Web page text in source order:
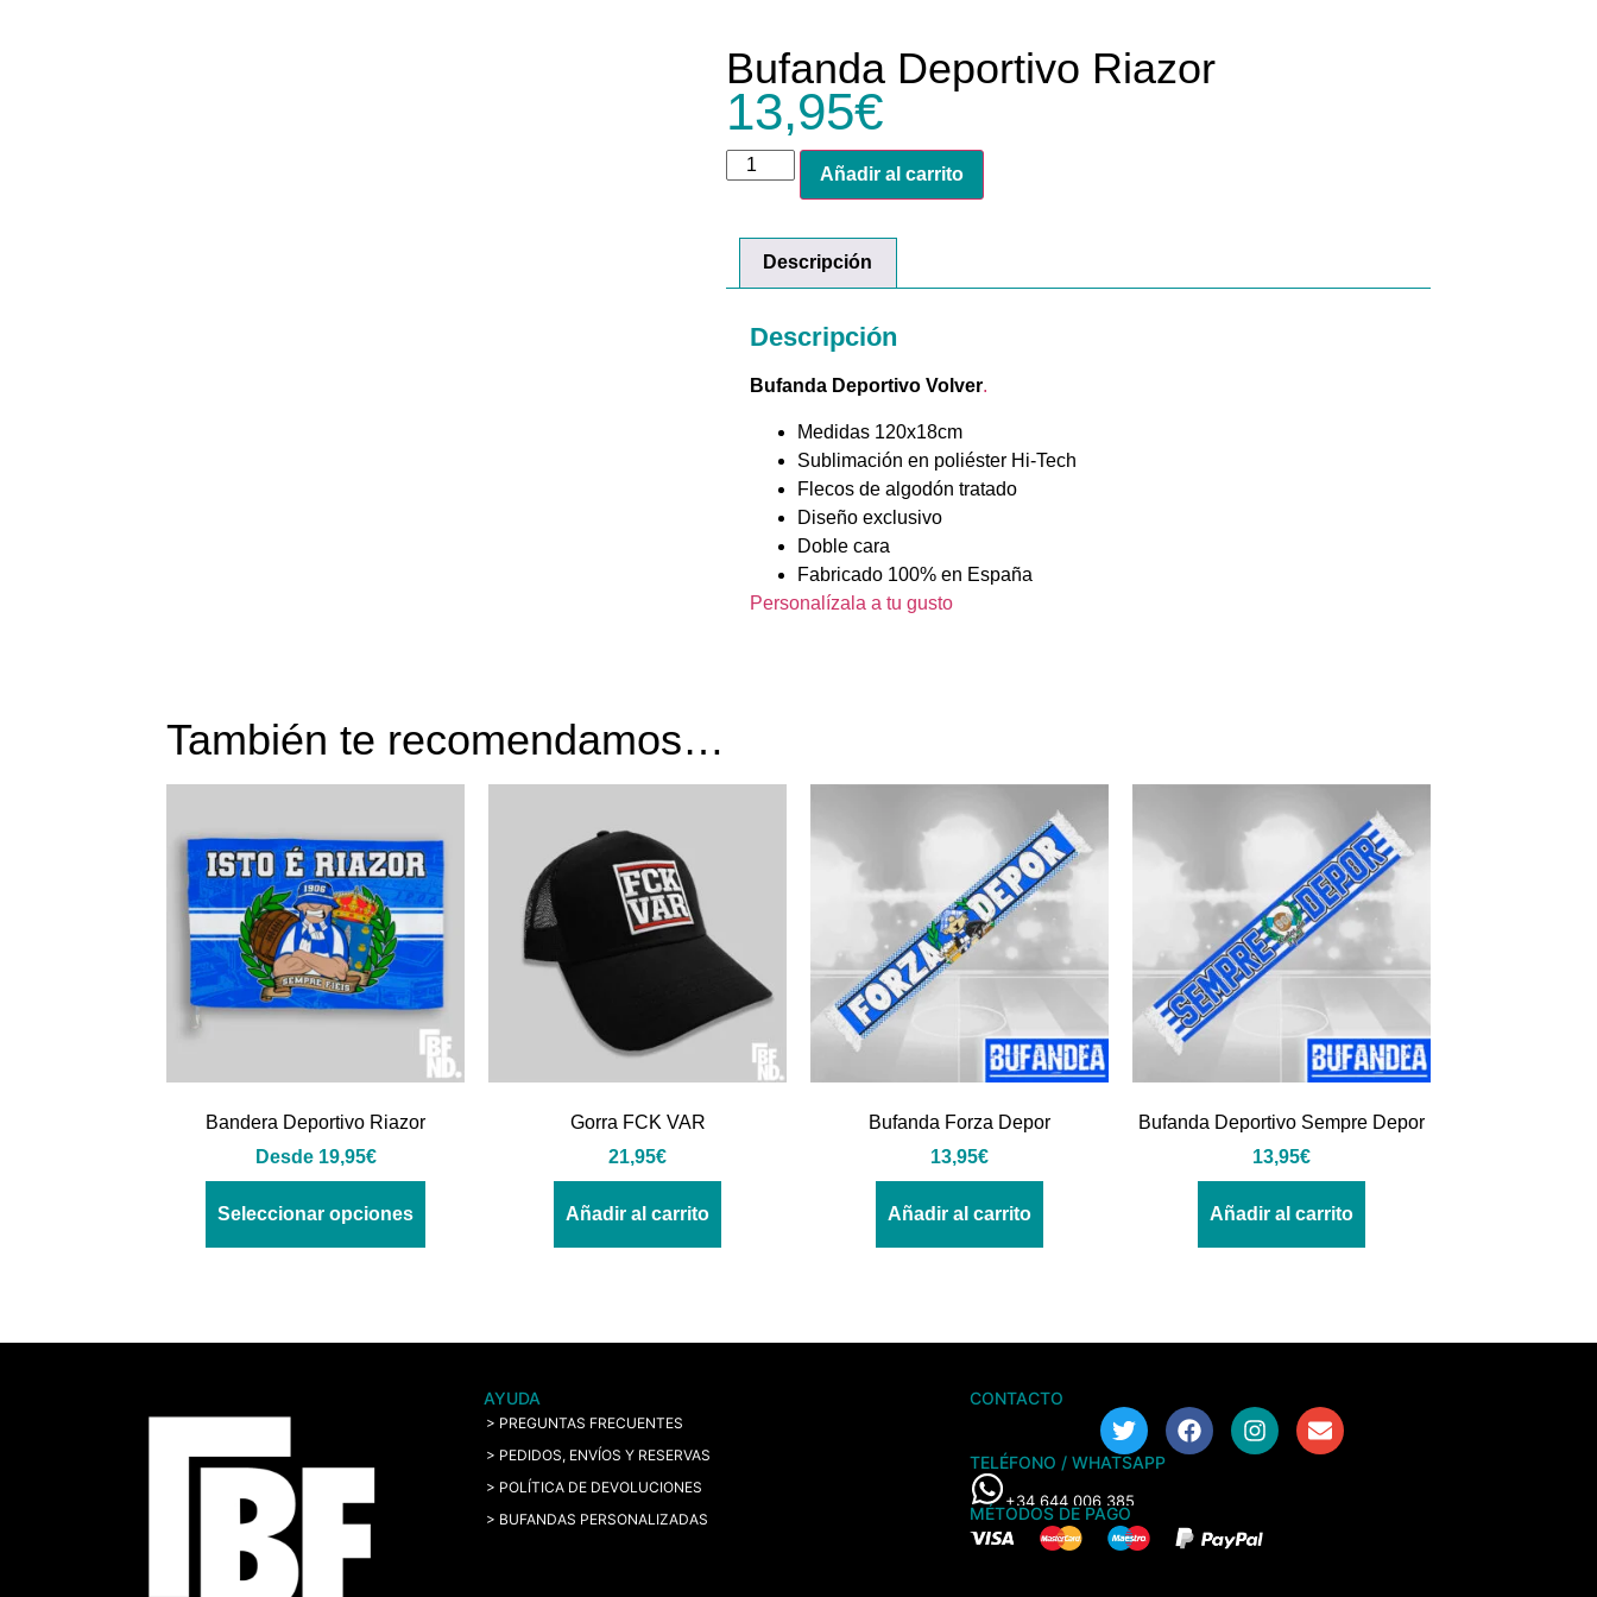
Bufanda Deportivo Riazor
13,95€
Añadir al carrito
Descripción
Descripción
Bufanda Deportivo Volver.
Medidas 120x18cm
Sublimación en poliéster Hi-Tech
Flecos de algodón tratado
Diseño exclusivo
Doble cara
Fabricado 100% en España
Personalízala a tu gusto
También te recomendamos…
Bandera Deportivo Riazor
Desde 19,95€
Seleccionar opciones
Gorra FCK VAR
21,95€
Añadir al carrito
Bufanda Forza Depor
13,95€
Añadir al carrito
Bufanda Deportivo Sempre Depor
13,95€
Añadir al carrito
AYUDA
> PREGUNTAS FRECUENTES
> PEDIDOS, ENVÍOS Y RESERVAS
> POLÍTICA DE DEVOLUCIONES
> BUFANDAS PERSONALIZADAS
CONTACTO
TELÉFONO / WHATSAPP
+34 644 006 385
MÉTODOS DE PAGO